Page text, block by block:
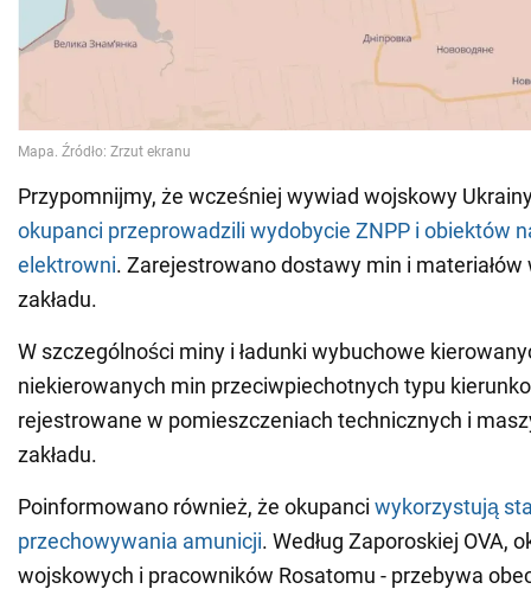
Przypomnijmy, że wcześniej wywiad wojskowy
okupanci przeprowadzili wydobycie ZNPP i obiektów
elektrowni. Zarejestrowano dostawy min i
zakładu.
W szczególności miny i ładunki wybuchowe
niekierowanych min przeciwpiechotnych typu
rejestrowane w pomieszczeniach technicznych i
zakładu.
Poinformowano również, że okupanci wykorzystują
przechowywania amunicji. Według Zaporoskiej OVA,
wojskowych i pracowników Rosatomu - przebywa